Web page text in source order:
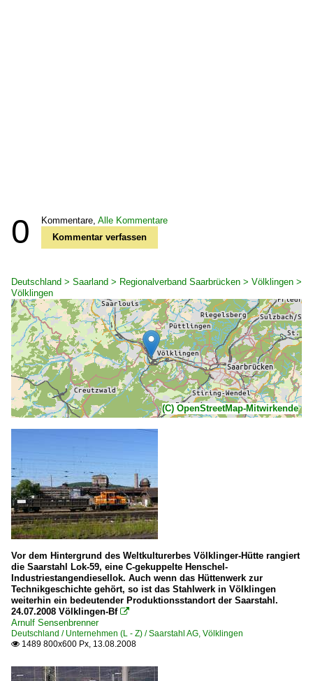
0 Kommentare, Alle Kommentare
Kommentar verfassen
Deutschland > Saarland > Regionalverband Saarbrücken > Völklingen >
Völklingen
(C) OpenStreetMap-Mitwirkende
Vor dem Hintergrund des Weltkulturerbes Völklinger-Hütte rangiert
die Saarstahl Lok-59, eine C-gekuppelte Henschel-
Industriestangendiesellok. Auch wenn das Hüttenwerk zur
Technikgeschichte gehört, so ist das Stahlwerk in Völklingen
weiterhin ein bedeutender Produktionsstandort der Saarstahl.
24.07.2008 Völklingen-Bf 
Arnulf Sensenbrenner
Deutschland / Unternehmen (L - Z) / Saarstahl AG, Völklingen
 1489 800x600 Px, 13.08.2008